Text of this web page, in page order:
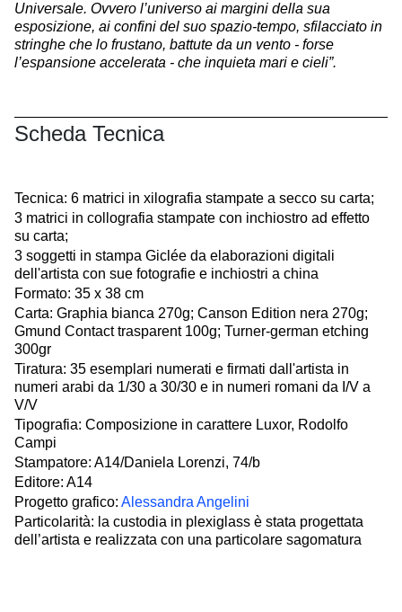
Universale. Ovvero l’universo ai margini della sua
esposizione, ai confini del suo spazio-tempo, sfilacciato in
stringhe che lo frustano, battute da un vento - forse
l’espansione accelerata - che inquieta mari e cieli”.
Scheda Tecnica
Tecnica: 6 matrici in xilografia stampate a secco su carta;
3 matrici in collografia stampate con inchiostro ad effetto
su carta;
3 soggetti in stampa Giclée da elaborazioni digitali
dell'artista con sue fotografie e inchiostri a china
Formato: 35 x 38 cm
Carta: Graphia bianca 270g; Canson Edition nera 270g;
Gmund Contact trasparent 100g; Turner-german etching
300gr
Tiratura: 35 esemplari numerati e firmati dall'artista in
numeri arabi da 1/30 a 30/30 e in numeri romani da I/V a
V/V
Tipografia: Composizione in carattere Luxor, Rodolfo
Campi
Stampatore: A14/Daniela Lorenzi, 74/b
Editore: A14
Progetto grafico: Alessandra Angelini
Particolarità: la custodia in plexiglass è stata progettata
dell’artista e realizzata con una particolare sagomatura